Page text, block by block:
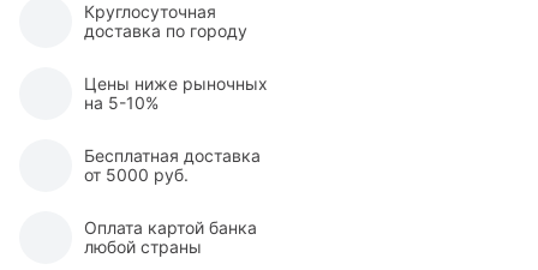
Круглосуточная
доставка по городу
Цены ниже рыночных
на 5-10%
Бесплатная доставка
от 5000 руб.
Оплата картой банка
любой страны